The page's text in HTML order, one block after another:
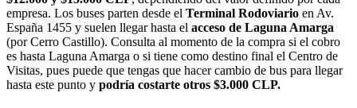
empresa. Los buses parten desde el Terminal Rodoviario en Av.
España 1455 y suelen llegar hasta el acceso de Laguna Amarga
(por Cerro Castillo). Consulta al momento de la compra si el cobro
es hasta Laguna Amarga o si tiene como destino final el Centro de
Visitas, pues puede que tengas que hacer cambio de bus para llegar
hasta este punto y podría costarte otros $3.000 CLP.